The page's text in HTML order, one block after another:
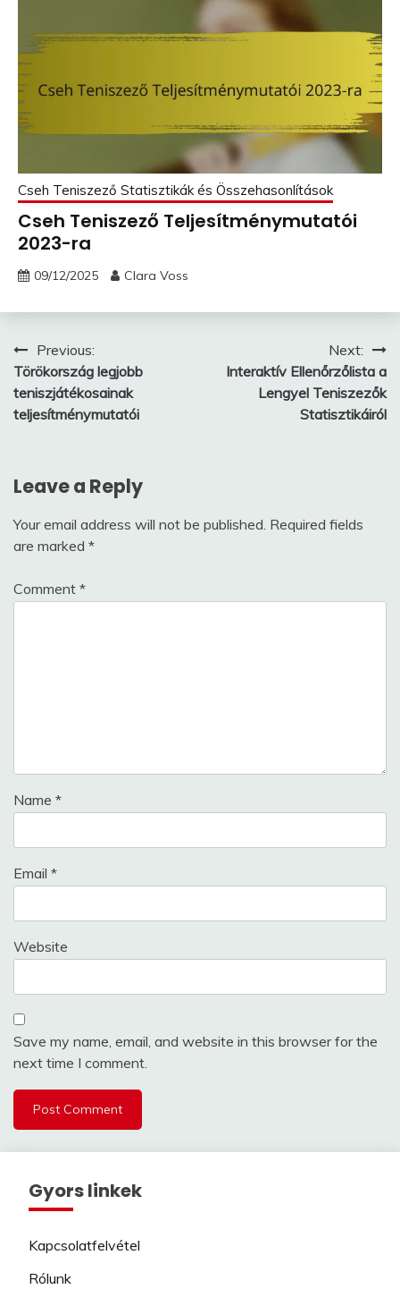
Cseh Teniszező Statisztikák és Összehasonlítások
Cseh Teniszező Teljesítménymutatói
2023-ra
09/12/2025 Clara Voss
Post
navigation
Previous:
Törökország legjobb
teniszjátékosainak
teljesítménymutatói
Next:
Interaktív Ellenőrzőlista a
Lengyel Teniszezők
Statisztikáiról
Leave a Reply
Your email address will not be published. Required fields
are marked *
Comment *
Name *
Email *
Website
Save my name, email, and website in this browser for the
next time I comment.
Gyors linkek
Kapcsolatfelvétel
Rólunk